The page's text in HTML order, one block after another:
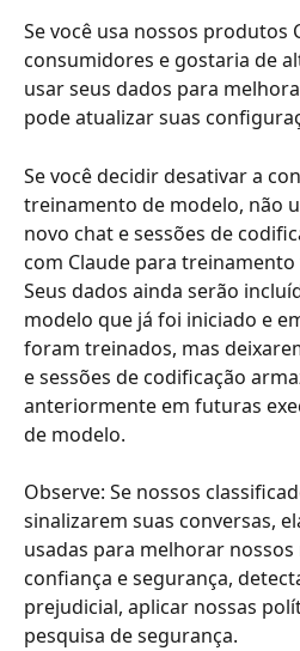
Se você usa nossos produtos
consumidores e gostaria de
usar seus dados para
pode atualizar suas
Se você decidir desativar a
treinamento de modelo, não
novo chat e sessões de
com Claude para
Seus dados ainda serão
modelo que já foi iniciado e
foram treinados, mas
e sessões de codificação
anteriormente em futuras
de modelo.
Observe: Se nossos
sinalizarem suas conversas,
usadas para melhorar
confiança e segurança,
prejudicial, aplicar nossas
pesquisa de segurança.